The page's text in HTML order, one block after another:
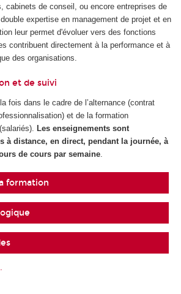
cabinets de conseil, ou encore entreprises de
expertise en management de projet et en
leur permet d'évoluer vers des fonctions
contribuent directement à la performance et à
des organisations.
et de suivi
fois dans le cadre de l’alternance(contrat
et de la formation
Les enseignements sont
à distance, en direct, pendant la journée, à
de cours par semaine.
formation